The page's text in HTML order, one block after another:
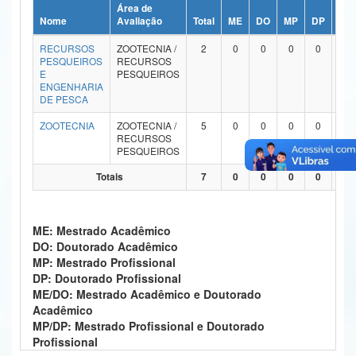
Ministério da Ciência, Tecnologia, Inovações e Comunicações
Ministério do Meio Ambiente
Ministério do Turismo
Ministério do Desenvolvimento Regional
Controladoria-Geral da União
Ministério da Mulher, da Família e dos Direitos Humanos
Secretaria de Governo
Gabinete de Segurança Institucional
Advocacia-Geral da União
Banco Central do Brasil
Nome
Área de
Avaliação
Total ME DO MP DP
RECURSOS
PESQUEIROS
E
ENGENHARIA
DE PESCA
ZOOTECNIA /
RECURSOS
PESQUEIROS
2 0 0 0 0
ZOOTECNIA
ZOOTECNIA /
RECURSOS
PESQUEIROS
5 0 0 0 0
Totais 7 0 0 0 0
ME: Mestrado Acadêmico
DO: Doutorado Acadêmico
MP: Mestrado Profissional
DP: Doutorado Profissional
ME/DO: Mestrado Acadêmico e Doutorado
Acadêmico
MP/DP: Mestrado Profissional e Doutorado
Profissional